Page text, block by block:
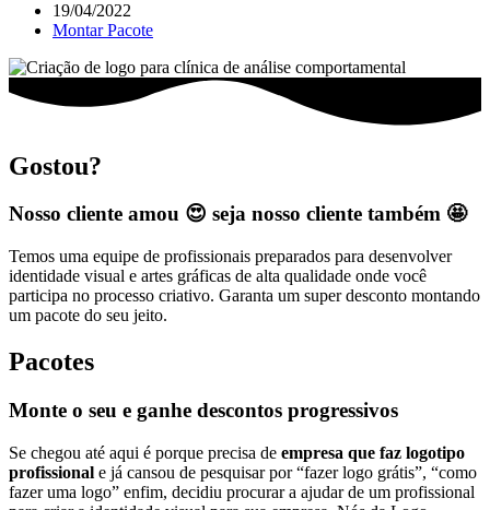
19/04/2022
Montar Pacote
Gostou?
Nosso cliente amou 😍 seja nosso cliente também 🤩
Temos uma equipe de profissionais preparados para desenvolver
identidade visual e artes gráficas de alta qualidade onde você
participa no processo criativo. Garanta um super desconto montando
um pacote do seu jeito.
Pacotes
Monte o seu e ganhe descontos progressivos
Se chegou até aqui é porque precisa de empresa que faz logotipo
profissional e já cansou de pesquisar por “fazer logo grátis”, “como
fazer uma logo” enfim, decidiu procurar a ajudar de um profissional